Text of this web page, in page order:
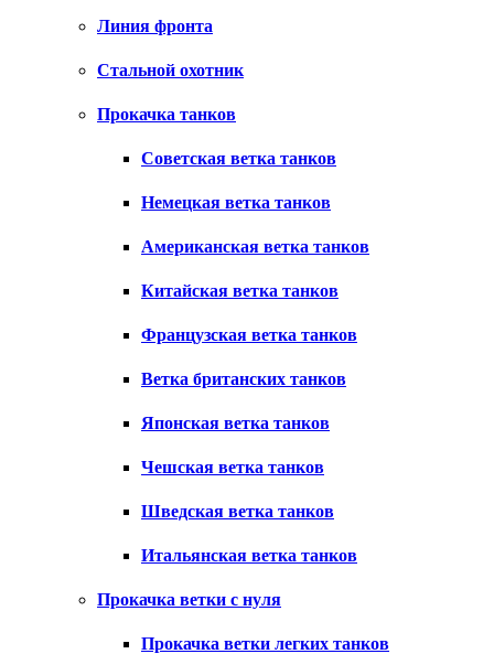
Линия фронта
Стальной охотник
Прокачка танков
Советская ветка танков
Немецкая ветка танков
Американская ветка танков
Китайская ветка танков
Французская ветка танков
Ветка британских танков
Японская ветка танков
Чешская ветка танков
Шведская ветка танков
Итальянская ветка танков
Прокачка ветки с нуля
Прокачка ветки легких танков